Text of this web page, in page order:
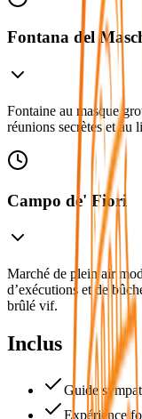
Fontana del
Fontaine au masque
réunions secrètes et au
Campo de' Fiori
Marché de plein air
d’exécutions et de
brûlé vif.
Inclus
Guide
Expérience